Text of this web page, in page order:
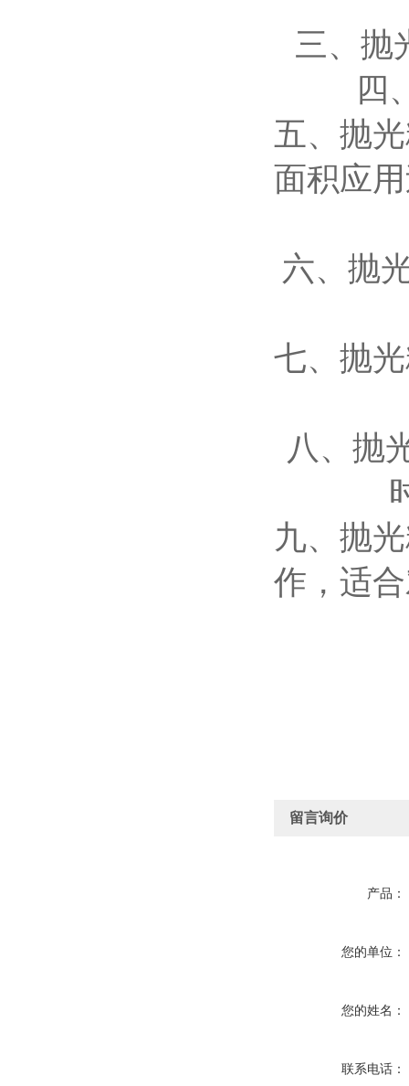
三、抛
四
五、抛
面积应
六、抛
七、抛
八、抛
九、抛
作，适
留言询价
产品：
您的单位：
您的姓名：
联系电话：